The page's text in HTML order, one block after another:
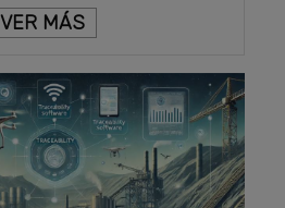
VER MÁS